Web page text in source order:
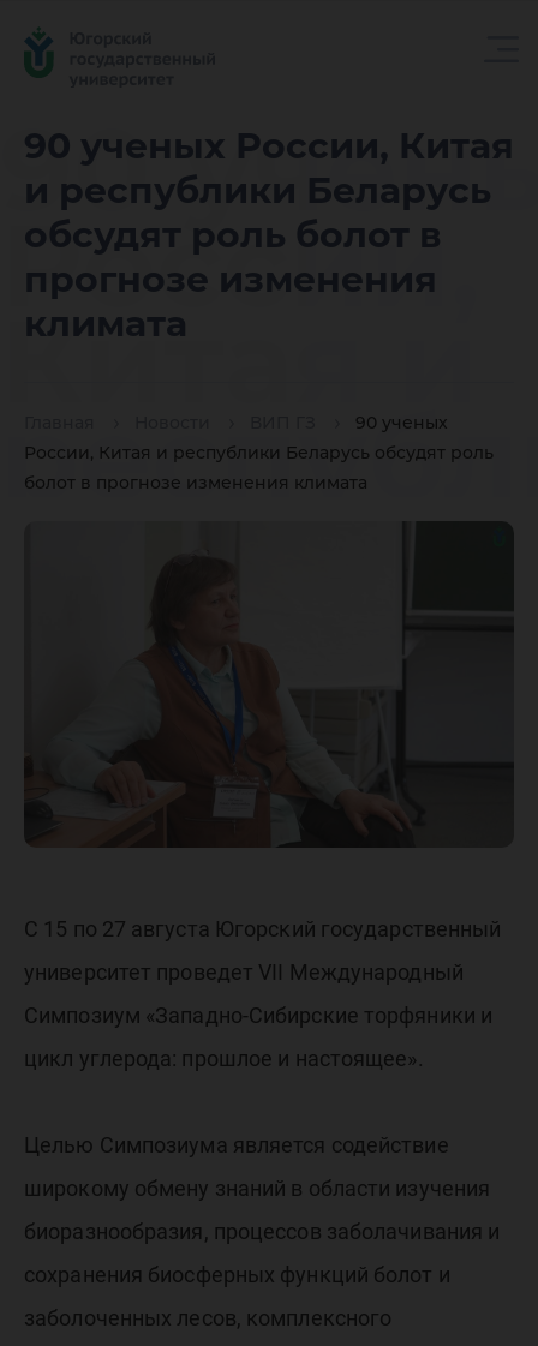
90 ученых России, Китая
и республики Беларусь
обсудят роль болот в
прогнозе изменения
климата
90 ученых
России, Китая и республики Беларусь обсудят роль
болот в прогнозе изменения климата
90
России,
Китая и
обсудят
роль
в
климата
С 15 по 27 августа Югорский государственный
университет проведет VII Международный
Симпозиум «Западно-Сибирские торфяники и
цикл углерода: прошлое и настоящее».
Целью Симпозиума является содействие
широкому обмену знаний в области изучения
биоразнообразия, процессов заболачивания и
сохранения биосферных функций болот и
заболоченных лесов, комплексного